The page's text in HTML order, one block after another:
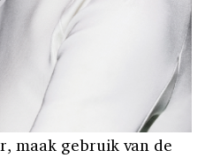
maak gebruik van de